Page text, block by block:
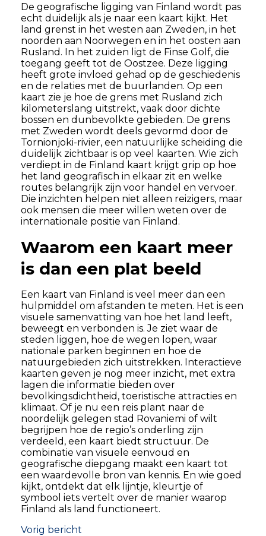
De geografische ligging van Finland wordt pas
echt duidelijk als je naar een kaart kijkt. Het
land grenst in het westen aan Zweden, in het
noorden aan Noorwegen en in het oosten aan
Rusland. In het zuiden ligt de Finse Golf, die
toegang geeft tot de Oostzee. Deze ligging
heeft grote invloed gehad op de geschiedenis
en de relaties met de buurlanden. Op een
kaart zie je hoe de grens met Rusland zich
kilometerslang uitstrekt, vaak door dichte
bossen en dunbevolkte gebieden. De grens
met Zweden wordt deels gevormd door de
Tornionjoki-rivier, een natuurlijke scheiding die
duidelijk zichtbaar is op veel kaarten. Wie zich
verdiept in de Finland kaart krijgt grip op hoe
het land geografisch in elkaar zit en welke
routes belangrijk zijn voor handel en vervoer.
Die inzichten helpen niet alleen reizigers, maar
ook mensen die meer willen weten over de
internationale positie van Finland.
Waarom een kaart meer
is dan een plat beeld
Een kaart van Finland is veel meer dan een
hulpmiddel om afstanden te meten. Het is een
visuele samenvatting van hoe het land leeft,
beweegt en verbonden is. Je ziet waar de
steden liggen, hoe de wegen lopen, waar
nationale parken beginnen en hoe de
natuurgebieden zich uitstrekken. Interactieve
kaarten geven je nog meer inzicht, met extra
lagen die informatie bieden over
bevolkingsdichtheid, toeristische attracties en
klimaat. Of je nu een reis plant naar de
noordelijk gelegen stad Rovaniemi of wilt
begrijpen hoe de regio’s onderling zijn
verdeeld, een kaart biedt structuur. De
combinatie van visuele eenvoud en
geografische diepgang maakt een kaart tot
een waardevolle bron van kennis. En wie goed
kijkt, ontdekt dat elk lijntje, kleurtje of
symbool iets vertelt over de manier waarop
Finland als land functioneert.
Vorig bericht